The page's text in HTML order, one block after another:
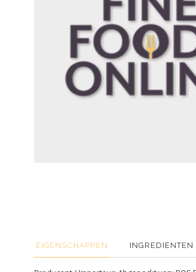
EIGENSCHAPPEN INGREDIENTEN